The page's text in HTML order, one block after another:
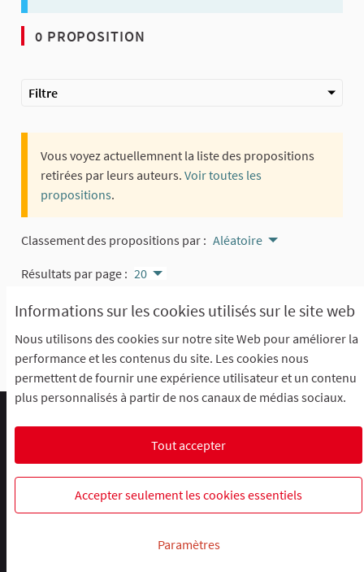
Informations sur les cookies utilisés sur le site web
Nous utilisons des cookies sur notre site Web pour améliorer la
performance et les contenus du site. Les cookies nous
permettent de fournir une expérience utilisateur et un contenu
plus personnalisés à partir de nos canaux de médias sociaux.
Tout accepter
Accepter seulement les cookies essentiels
Paramètres
0 PROPOSITION
Filtre
Vous voyez actuellemnent la liste des propositions
retirées par leurs auteurs. Voir toutes les
propositions.
Classement des propositions par : Aléatoire
Résultats par page : 20
Il n'y a aucune proposition avec ce critère
Voir toutes les propositions
Charte d'utilisation
Contacts
Paramètres des cookies
R-lab, le laboratoire de la participation
R-lab, le laboratoire de la
R-lab, le laboratoire de la